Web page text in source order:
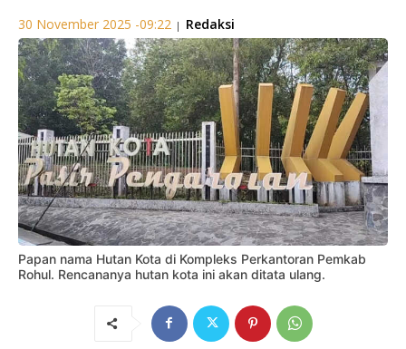
30 November 2025 -09:22 | Redaksi
Papan nama Hutan Kota di Kompleks Perkantoran Pemkab
Rohul. Rencananya hutan kota ini akan ditata ulang.